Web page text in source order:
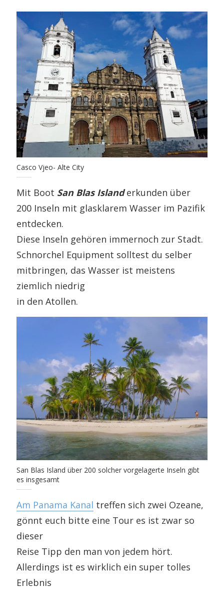
Casco Vjeo- Alte City
Mit Boot San Blas Islanderkunden über
200 Inseln mit glasklarem Wasser im Pazifik
entdecken.
Diese Inseln gehören immernoch zur Stadt.
Schnorchel Equipment solltest du selber
mitbringen, das Wasser ist meistens
ziemlich niedrig
in den Atollen.
San Blas Island über 200 solcher vorgelagerte Inseln gibt
es insgesamt
Am Panama Kanal treffen sich zwei Ozeane,
gönnt euch bitte eine Tour es ist zwar so
dieser
Reise Tipp den man von jedem hört.
Allerdings ist es wirklich ein super tolles
Erlebnis